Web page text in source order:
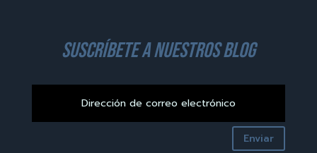
suscríbete a nuestros blog
Enviar